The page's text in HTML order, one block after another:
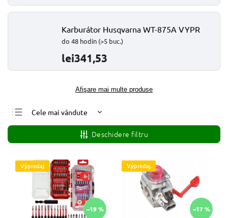
Karburátor Husqvarna WT-875A VYPR
do 48 hodín (>5 buc.)
lei341,53
Afişare mai multe produse
Cele mai vândute
Cele mai ieftine
Cele mai scumpe
Alfabetic
Deschidere filtru
Výpredaj
–19 %
Výpredaj
–17 %